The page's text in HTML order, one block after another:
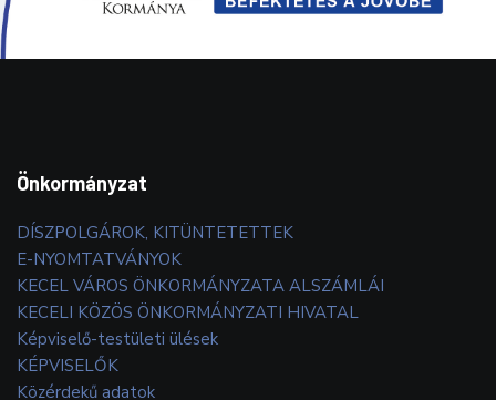
Önkormányzat
DÍSZPOLGÁROK, KITÜNTETETTEK
E-NYOMTATVÁNYOK
KECEL VÁROS ÖNKORMÁNYZATA ALSZÁMLÁI
KECELI KÖZÖS ÖNKORMÁNYZATI HIVATAL
Képviselő-testületi ülések
KÉPVISELŐK
Közérdekű adatok